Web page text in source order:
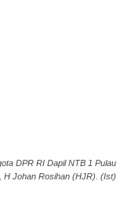
DPR RI Dapil NTB 1 Pulau
H Johan Rosihan (HJR). (Ist)